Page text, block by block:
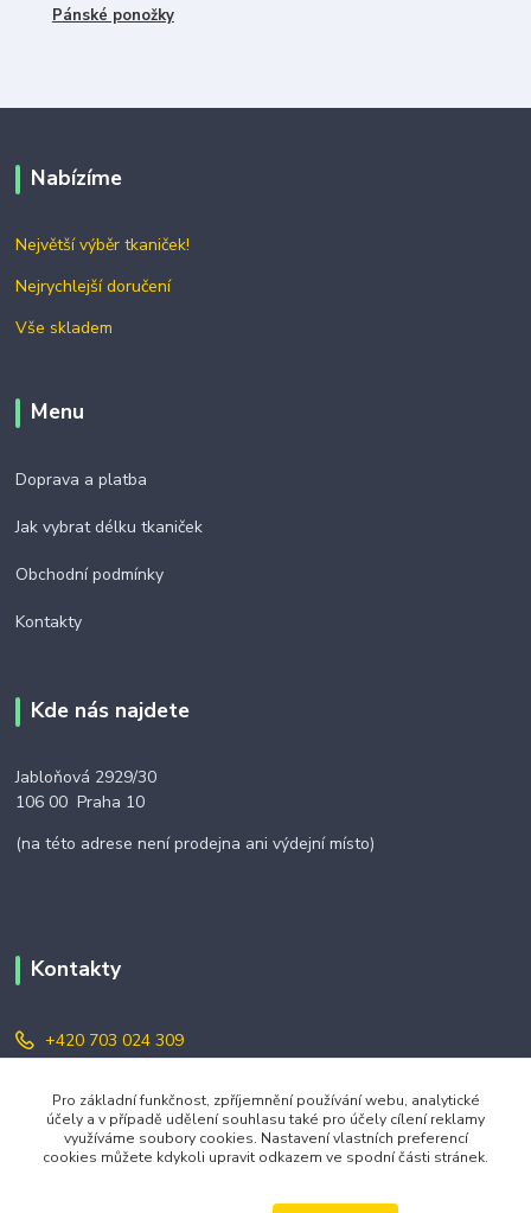
Pánské ponožky
Nabízíme
Největší výběr tkaniček!
Nejrychlejší doručení
Vše skladem
Menu
Doprava a platba
Jak vybrat délku tkaniček
Obchodní podmínky
Kontakty
Kde nás najdete
Jabloňová 2929/30
106 00 Praha 10
(na této adrese není prodejna ani výdejní místo)
Kontakty
+420 703 024 309
objednavky@zavazuj.cz
Pro základní funkčnost, zpříjemnění používání webu, analytické
účely a v případě udělení souhlasu také pro účely cílení reklamy
využíváme soubory cookies. Nastavení vlastních preferencí
cookies můžete kdykoli upravit odkazem ve spodní části stránek.